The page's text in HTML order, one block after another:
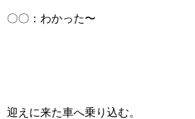
〇〇：わかった〜
迎えに来た車へ乗り込む。